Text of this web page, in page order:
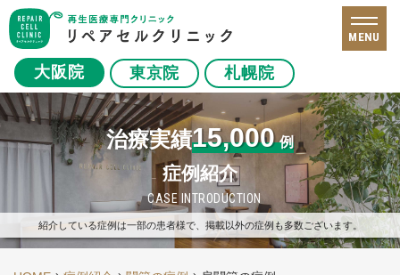
大阪院 東京院 札幌院
MENU
治療実績15,000 例
症例紹介
CASE INTRODUCTION
紹介している症例は一部の患者様で、掲載以外の症例も多数ございます。